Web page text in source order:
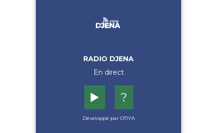
RADIO DJENA
En direct
▶️ ?
Développé par OTIYA